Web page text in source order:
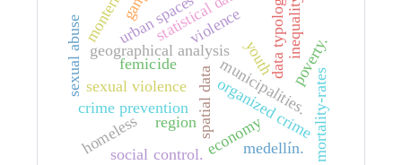
femicide
spatial data
geographical analysis
municipalities.
statistical data data typology.
sexual abuse sexual violence
urban spacesviolence
crime prevention
youth
organized crime
inequality
region economy
poverty.
medellín. mortality-rates
homelesssocial control.